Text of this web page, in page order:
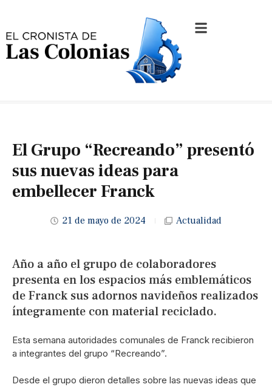
El Grupo “Recreando” presentó
sus nuevas ideas para
embellecer Franck
21 de mayo de 2024 Actualidad
Año a año el grupo de colaboradores
presenta en los espacios más emblemáticos
de Franck sus adornos navideños realizados
íntegramente con material reciclado.
Esta semana autoridades comunales de Franck recibieron
a integrantes del grupo “Recreando”.
Desde el grupo dieron detalles sobre las nuevas ideas que